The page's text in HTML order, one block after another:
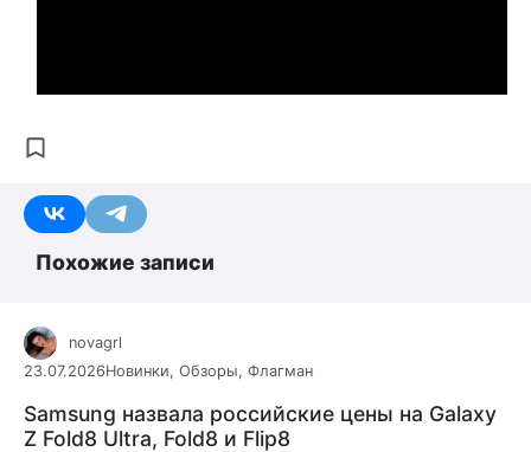
Похожие записи
novagrl
23.07.2026Новинки, Обзоры, Флагман
Samsung назвала российские цены на Galaxy
Z Fold8 Ultra, Fold8 и Flip8